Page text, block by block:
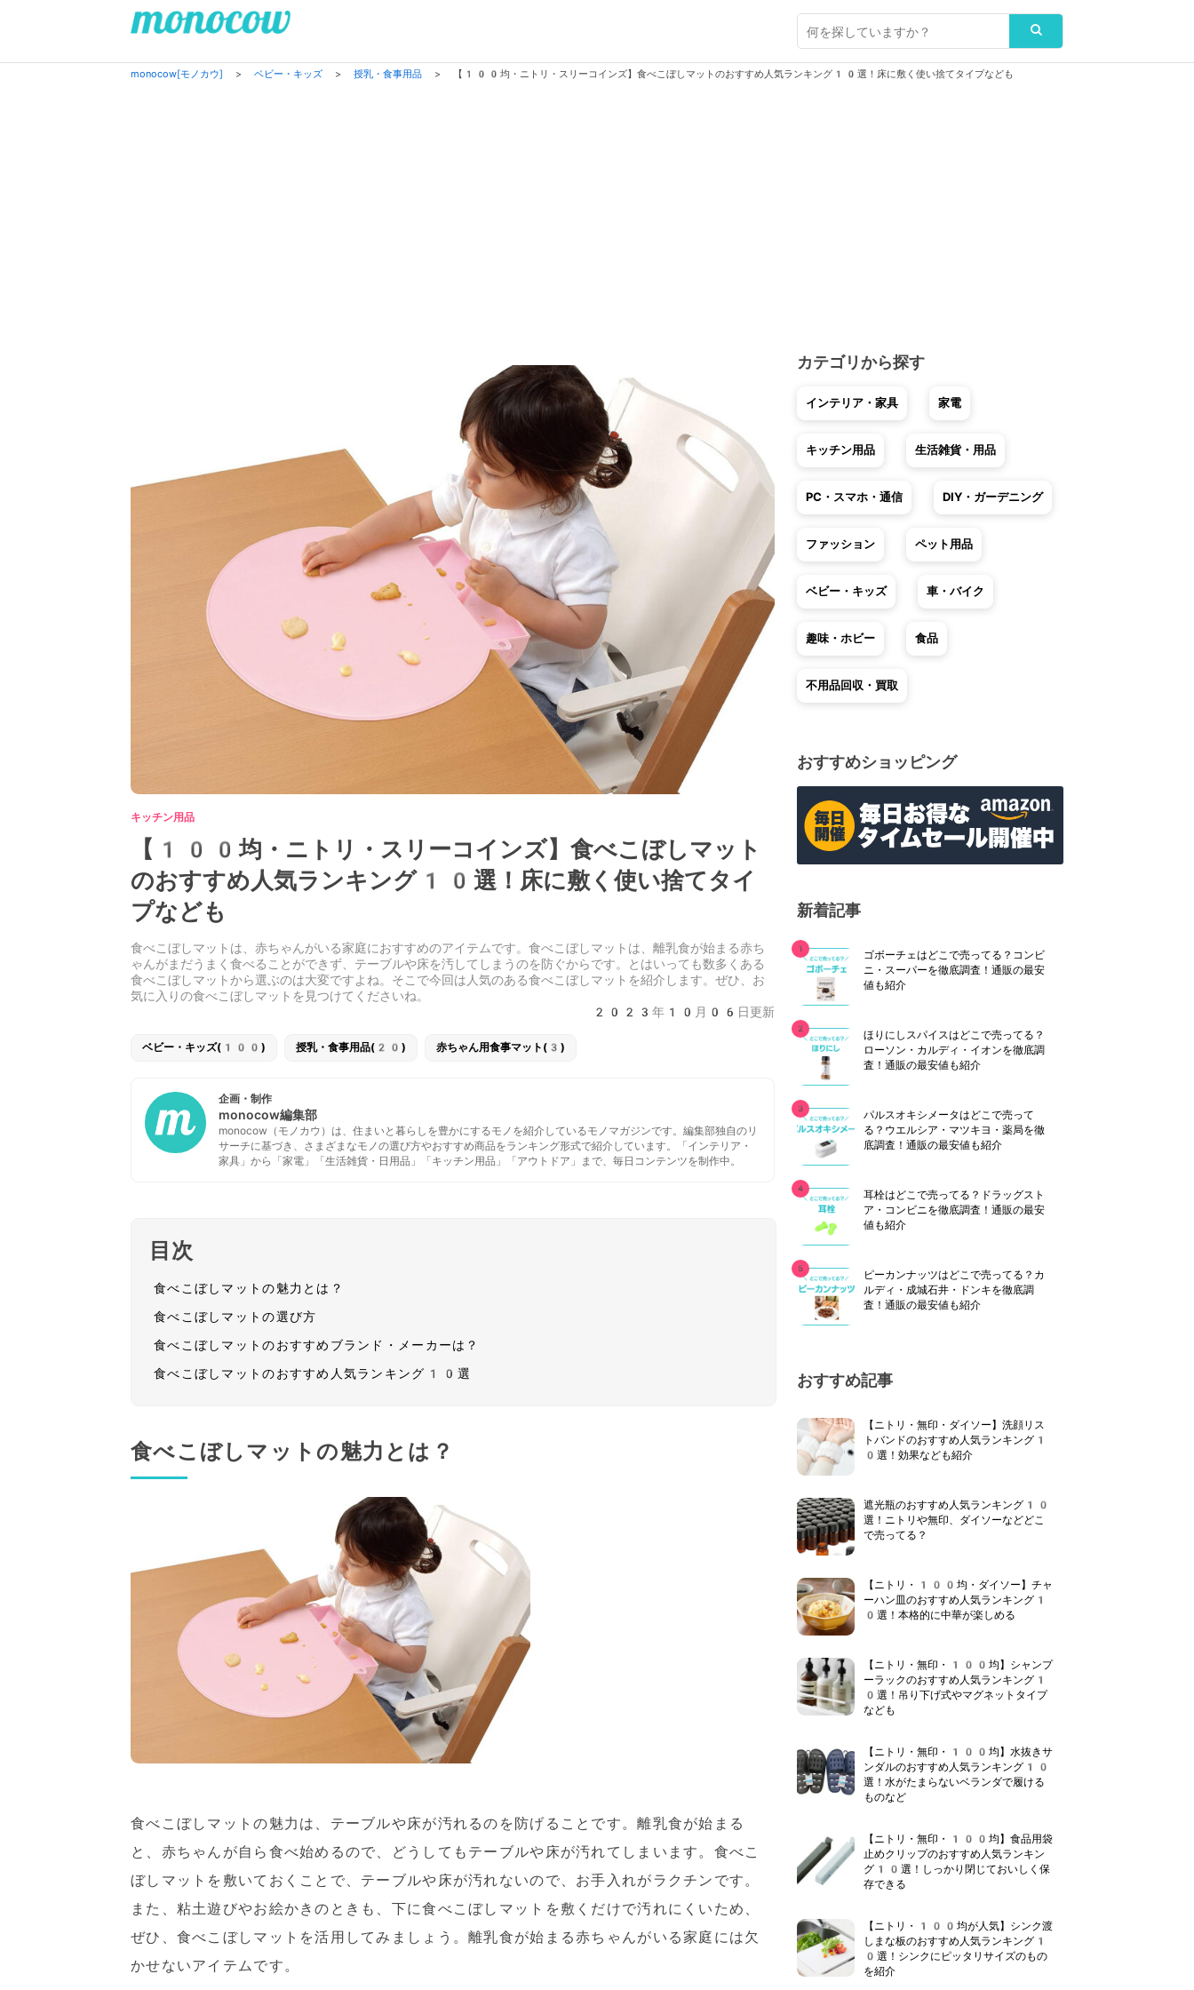
monocow[モノカウ] > ベビー・キッズ > 授乳・食事用品 > 【100均・ニトリ・スリーコインズ】食べこぼしマットのおすすめ人気ランキング10選！床に敷く使い捨てタイプなども
キッチン用品
【100均・ニトリ・スリーコインズ】食べこぼしマット
のおすすめ人気ランキング10選！床に敷く使い捨てタイ
プなども
食べこぼしマットは、赤ちゃんがいる家庭におすすめのアイテムです。食べこぼしマットは、離乳食が始まる赤ち
ゃんがまだうまく食べることができず、テーブルや床を汚してしまうのを防ぐからです。とはいっても数多くある
食べこぼしマットから選ぶのは大変ですよね。そこで今回は人気のある食べこぼしマットを紹介します。ぜひ、お
気に入りの食べこぼしマットを見つけてくださいね。
2023年10月06日更新
ベビー・キッズ(100) 授乳・食事用品(20) 赤ちゃん用食事マット(3)
企画・制作
monocow編集部
monocow（モノカウ）は、住まいと暮らしを豊かにするモノを紹介しているモノマガジンです。編集部独自のリ
サーチに基づき、さまざまなモノの選び方やおすすめ商品をランキング形式で紹介しています。「インテリア・
家具」から「家電」「生活雑貨・日用品」「キッチン用品」「アウトドア」まで、毎日コンテンツを制作中。
目次
食べこぼしマットの魅力とは？
食べこぼしマットの選び方
食べこぼしマットのおすすめブランド・メーカーは？
食べこぼしマットのおすすめ人気ランキング10選
食べこぼしマットの魅力とは？
食べこぼしマットの魅力は、テーブルや床が汚れるのを防げることです。離乳食が始まる
と、赤ちゃんが自ら食べ始めるので、どうしてもテーブルや床が汚れてしまいます。食べこ
ぼしマットを敷いておくことで、テーブルや床が汚れないので、お手入れがラクチンです。
また、粘土遊びやお絵かきのときも、下に食べこぼしマットを敷くだけで汚れにくいため、
ぜひ、食べこぼしマットを活用してみましょう。離乳食が始まる赤ちゃんがいる家庭には欠
かせないアイテムです。
カテゴリから探す
インテリア・家具 家電
キッチン用品 生活雑貨・用品
PC・スマホ・通信 DIY・ガーデニング
ファッション ペット用品
ベビー・キッズ 車・バイク
趣味・ホビー 食品
不用品回収・買取
おすすめショッピング
新着記事
ゴボーチェはどこで売ってる？コンビ
ニ・スーパーを徹底調査！通販の最安
値も紹介
ほりにしスパイスはどこで売ってる？
ローソン・カルディ・イオンを徹底調
査！通販の最安値も紹介
パルスオキシメータはどこで売って
る？ウエルシア・マツキヨ・薬局を徹
底調査！通販の最安値も紹介
耳栓はどこで売ってる？ドラッグスト
ア・コンビニを徹底調査！通販の最安
値も紹介
ピーカンナッツはどこで売ってる？カ
ルディ・成城石井・ドンキを徹底調
査！通販の最安値も紹介
おすすめ記事
【ニトリ・無印・ダイソー】洗顔リス
トバンドのおすすめ人気ランキング1
0選！効果なども紹介
遮光瓶のおすすめ人気ランキング10
選！ニトリや無印、ダイソーなどどこ
で売ってる？
【ニトリ・100均・ダイソー】チャ
ーハン皿のおすすめ人気ランキング1
0選！本格的に中華が楽しめる
【ニトリ・無印・100均】シャンプ
ーラックのおすすめ人気ランキング1
0選！吊り下げ式やマグネットタイプ
なども
【ニトリ・無印・100均】水抜きサ
ンダルのおすすめ人気ランキング10
選！水がたまらないベランダで履ける
ものなど
【ニトリ・無印・100均】食品用袋
止めクリップのおすすめ人気ランキン
グ10選！しっかり閉じておいしく保
存できる
【ニトリ・100均が人気】シンク渡
しまな板のおすすめ人気ランキング1
0選！シンクにピッタリサイズのもの
を紹介